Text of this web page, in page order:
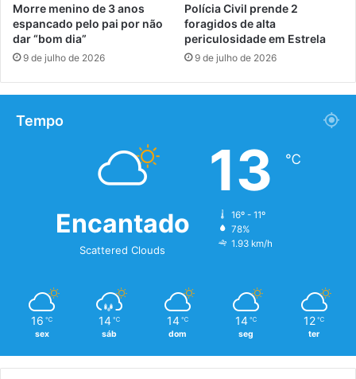
Morre menino de 3 anos
espancado pelo pai por não
dar “bom dia”
9 de julho de 2026
Polícia Civil prende 2
foragidos de alta
periculosidade em Estrela
9 de julho de 2026
Tempo
Encantado
Scattered Clouds
13 ℃
16º - 11º
78%
1.93 km/h
16 ℃
sex
14 ℃
sáb
14 ℃
dom
14 ℃
seg
12 ℃
ter